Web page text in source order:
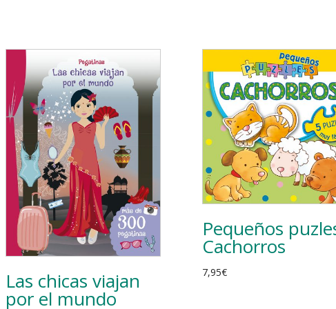
Las chicas viajan
por el mundo
Pequeños
Cachorros
7,95€